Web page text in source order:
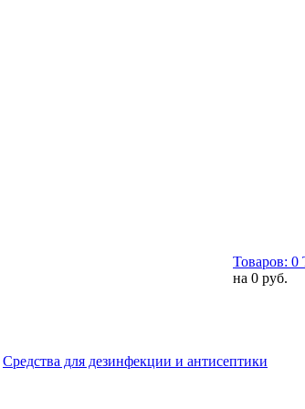
Товаров: 0
на 0 руб.
Средства для дезинфекции и антисептики